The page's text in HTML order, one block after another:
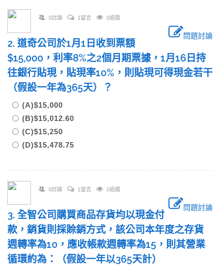
0討論 1留言 0追蹤
問題討論
2. 道奇公司於1月1日收到票額
$15,000，利率8%之2個月期票據，1月16日持
往銀行貼現，貼現率10%，則貼現可得現金若干
（假設一年為365天）？
(A)$15,000
(B)$15,012.60
(C)$15,250
(D)$15,478.75
0討論 1留言 0追蹤
問題討論
3. 全智公司購買商品存貨均以現金付
款，銷貨則採賒銷方式，該公司本年度之存貨
週轉率為10，應收帳款週轉率為15，則其營業
循環約為：（假設一年以365天計）